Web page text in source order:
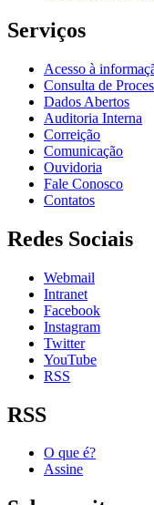
Serviços
Acesso à
Consulta de
Dados Abertos
Auditoria Interna
Correição
Comunicação
Ouvidoria
Fale Conosco
Contatos
Redes Sociais
Webmail
Intranet
Facebook
Instagram
Twitter
YouTube
RSS
RSS
O que é?
Assine